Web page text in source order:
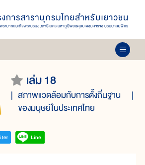
เล่ม 18
สภาพแวดล้อมกับการตั้งถิ่นฐาน
ของมนุษย์ในประเทศไทย